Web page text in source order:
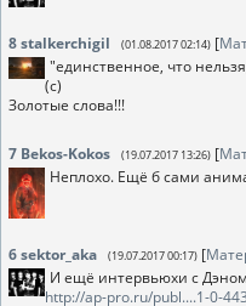
8stalkerchigil (01.08.2017 02:14) [
"единственное, что
(с)
Золотые слова!!!
7 Bekos-Kokos (19.07.2017 13:26) [
Неплохо. Ещё б сами
6sektor_aka (19.07.2017 00:17) [
И ещё интервьюхи с
http://ap-pro.ru/publ....1-0-443